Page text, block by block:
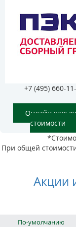
+7 (495) 660-
Онлайн
стоимости
При общей
Акции
По-умолчанию